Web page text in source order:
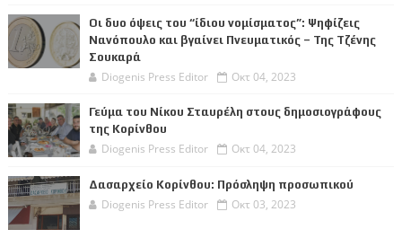
Οι δυο όψεις του “ίδιου νομίσματος”: Ψηφίζεις
Νανόπουλο και βγαίνει Πνευματικός – Της Τζένης
Σουκαρά
Diogenis Press Editor Οκτ 04, 2023
Γεύμα του Νίκου Σταυρέλη στους δημοσιογράφους
της Κορίνθου
Diogenis Press Editor Οκτ 04, 2023
Δασαρχείο Κορίνθου: Πρόσληψη προσωπικού
Diogenis Press Editor Οκτ 03, 2023